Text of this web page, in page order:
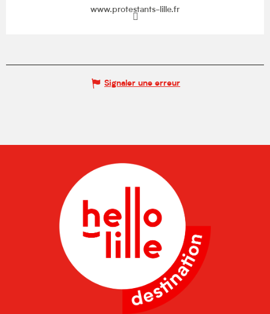
www.protestants-lille.fr
Signaler une erreur